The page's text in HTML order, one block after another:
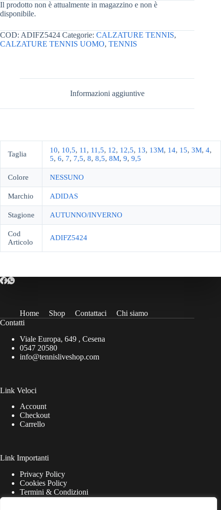
Il prodotto non è attualmente in magazzino e non è
disponibile.
COD: ADIFZ5424 Categorie: CALZATURE TENNIS,
CALZATURE TENNIS UOMO, TENNIS
Informazioni aggiuntive
Taglia 10, 10,5, 11 , 11,5, 12, 12,5, 13, 13M, 14, 15, 3M, 4,
5, 6, 7, 7,5, 8, 8,5, 8M, 9, 9,5
Colore NESSUNO
Marchio ADIDAS
Stagione AUTUNNO/INVERNO
Cod
Articolo
ADIFZ5424
Home Shop Contattaci
Chi siamo
Contatti
Viale Europa, 649 , Cesena
0547 20580
info@tennisliveshop.com
Link Veloci
Account
Checkout
Carrello
Link Importanti
Privacy Policy
Cookies Policy
Termini & Condizioni